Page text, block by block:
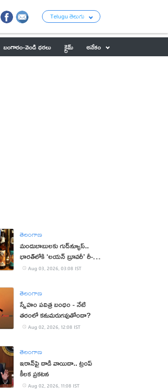
Telugu తెలుగు
బంగారం-వెండి ధరలు క్రైమ్
అనేకం
తెలంగాణ
మందుబాబులకు గుడ్‌న్యూస్..
భారత్‌లోకి ‘లయన్ బ్రూవరీ’ రీ-
ఎంట్రీAug 03, 2026, 03:08 IST
తెలంగాణ
స్నేహం పవిత్ర బంధం - నేటి
తరంలో కనుమరుగవుతోందా?
Aug 02, 2026, 12:08 IST
తెలంగాణ
ఇరాన్‌పై దాడి వాయిదా.. ట్రంప్
కీలక ప్రకటన
Aug 02, 2026, 11:08 IST